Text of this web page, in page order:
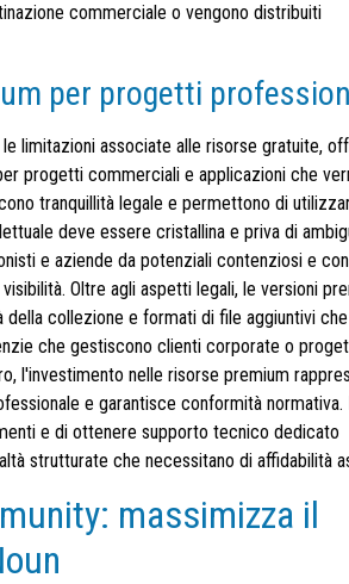
commerciale o vengono distribuiti
per progetti
limitazioni associate alle risorse gratuite,
progetti commerciali e applicazioni che
tranquillità legale e permettono di
deve essere cristallina e priva di
e aziende da potenziali contenziosi e
Oltre agli aspetti legali, le versioni
collezione e formati di file aggiuntivi
che gestiscono clienti corporate o
l'investimento nelle risorse premium
e garantisce conformità normativa.
e di ottenere supporto tecnico dedicato
strutturate che necessitano di affidabilità
massimizza il